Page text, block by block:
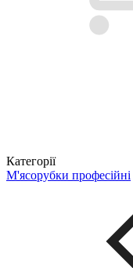
Категорії
М'ясорубки професійні